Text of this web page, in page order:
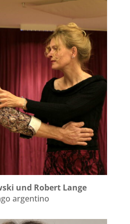
und Robert Lange
argentino